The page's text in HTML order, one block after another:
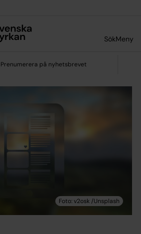
SökMeny
Prenumerera på nyhetsbrevet